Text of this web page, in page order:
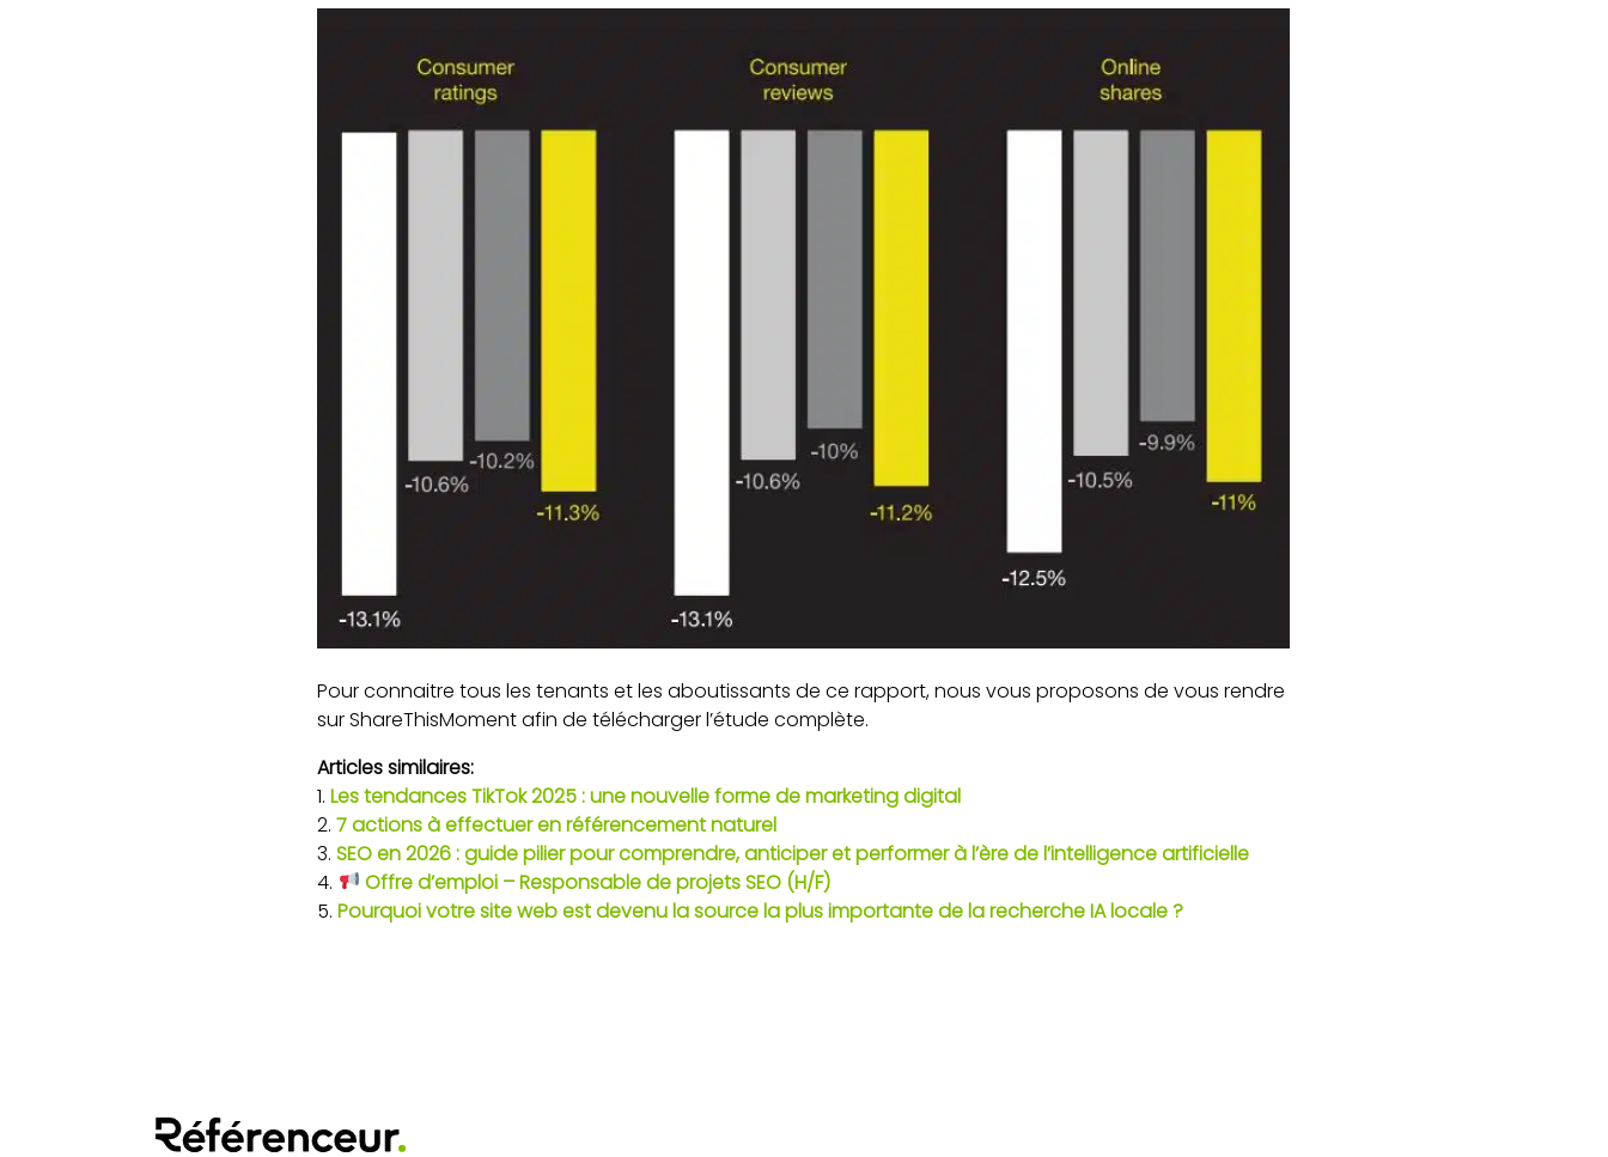
Pour connaitre tous les tenants et les aboutissants de ce rapport, nous vous proposons de vous rendre
sur ShareThisMoment afin de télécharger l’étude complète.
Articles similaires:
Les tendances TikTok 2025 : une nouvelle forme de marketing digital
7 actions à effectuer en référencement naturel
SEO en 2026 : guide pilier pour comprendre, anticiper et performer à l’ère de l’intelligence artificielle
Offre d’emploi – Responsable de projets SEO (H/F)
Pourquoi votre site web est devenu la source la plus importante de la recherche IA locale ?